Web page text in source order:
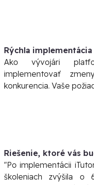
Rýchla
Ako vývojári
implementovať
konkurencia. Vaše
Riešenie, ktoré vás
"Po implementácii
školeniach zvýšila o